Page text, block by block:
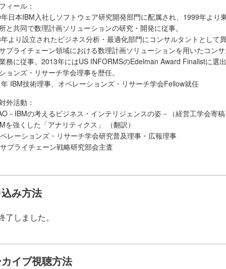
ィール：
日本IBM入社しソフトウェア研究開発部門に配属され、1999年より
と共同で数理計画ソリューションの研究・開発に従事。
より設立されたビジネス分析・最適化部門にコンサルタントとして
プライチェーン領域における数理計画ソリューションを用いたコン
務に従事。2013年にはUS INFORMSのEdelman Award Finalistに選
ョンズ・リサーチ学会理事を歴任。
IBM技術理事、オペレーションズ・リサーチ学会Fellow就任
外活動：
－IBMの考えるビジネス・インテリジェンスの姿－（経営工学会寄
を強くした「アナリティクス」 （翻訳）
レーションズ・リサーチ学会研究普及理事・広報理事
プライチェーン戦略研究部会主査
み方法
了しました。
イブ視聴方法